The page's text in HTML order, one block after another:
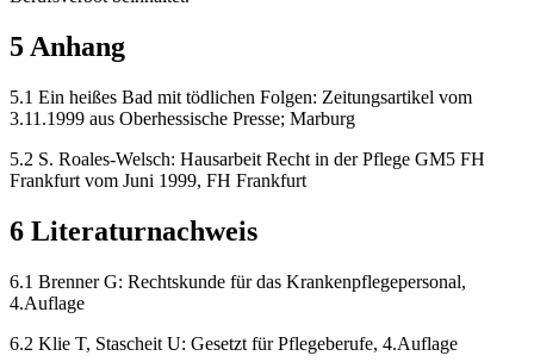
5 Anhang
5.1 Ein heißes Bad mit tödlichen Folgen: Zeitungsartikel vom
3.11.1999 aus Oberhessische Presse; Marburg
5.2 S. Roales-Welsch: Hausarbeit Recht in der Pflege GM5 FH
Frankfurt vom Juni 1999, FH Frankfurt
6 Literaturnachweis
6.1 Brenner G: Rechtskunde für das Krankenpflegepersonal,
4.Auflage
6.2 Klie T, Stascheit U: Gesetzt für Pflegeberufe, 4.Auflage